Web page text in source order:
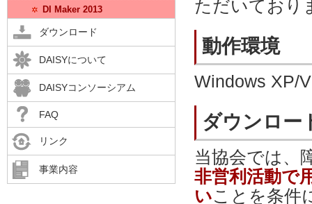
DI Maker 2013
ダウンロード
DAISYについて
DAISYコンソーシアム
FAQ
リンク
事業内容
ただいており
動作環境
Windows XP/
ダウンロー
当協会では、
非営利活動で
いことを条件